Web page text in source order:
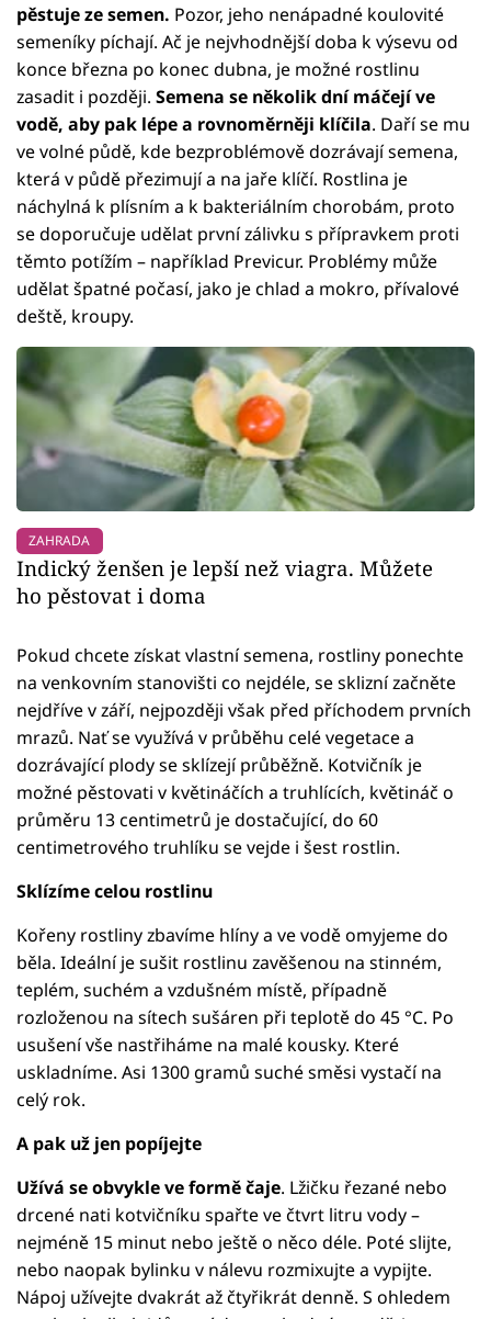
pěstuje ze semen. Pozor, jeho nenápadné koulovité
semeníky píchají. Ač je nejvhodnější doba k výsevu od
konce března po konec dubna, je možné rostlinu
zasadit i později. Semena se několik dní máčejí ve
vodě, aby pak lépe a rovnoměrněji klíčila. Daří se mu
ve volné půdě, kde bezproblémově dozrávají semena,
která v půdě přezimují a na jaře klíčí. Rostlina je
náchylná k plísním a k bakteriálním chorobám, proto
se doporučuje udělat první zálivku s přípravkem proti
těmto potížím – například Previcur. Problémy může
udělat špatné počasí, jako je chlad a mokro, přívalové
deště, kroupy.
ZAHRADA
Indický ženšen je lepší než viagra. Můžete
ho pěstovat i doma
Pokud chcete získat vlastní semena, rostliny ponechte
na venkovním stanovišti co nejdéle, se sklizní začněte
nejdříve v září, nejpozději však před příchodem prvních
mrazů. Nať se využívá v průběhu celé vegetace a
dozrávající plody se sklízejí průběžně. Kotvičník je
možné pěstovati v květináčích a truhlících, květináč o
průměru 13 centimetrů je dostačující, do 60
centimetrového truhlíku se vejde i šest rostlin.
Sklízíme celou rostlinu
Kořeny rostliny zbavíme hlíny a ve vodě omyjeme do
běla. Ideální je sušit rostlinu zavěšenou na stinném,
teplém, suchém a vzdušném místě, případně
rozloženou na sítech sušáren při teplotě do 45 °C. Po
usušení vše nastřiháme na malé kousky. Které
uskladníme. Asi 1300 gramů suché směsi vystačí na
celý rok.
A pak už jen popíjejte
Užívá se obvykle ve formě čaje. Lžičku řezané nebo
drcené nati kotvičníku spařte ve čtvrt litru vody –
nejméně 15 minut nebo ještě o něco déle. Poté slijte,
nebo naopak bylinku v nálevu rozmixujte a vypijte.
Nápoj užívejte dvakrát až čtyřikrát denně. S ohledem